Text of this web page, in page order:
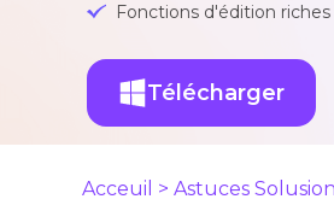
Fonctions d'édition
Télécharger
Acceuil > Astuces